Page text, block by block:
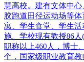
慧高校。建有文体中
胶跑道田径运动场等
寓、学生食堂、学生
施。学校现有教授86
职称以上460人，博士
个，国家级职业教育